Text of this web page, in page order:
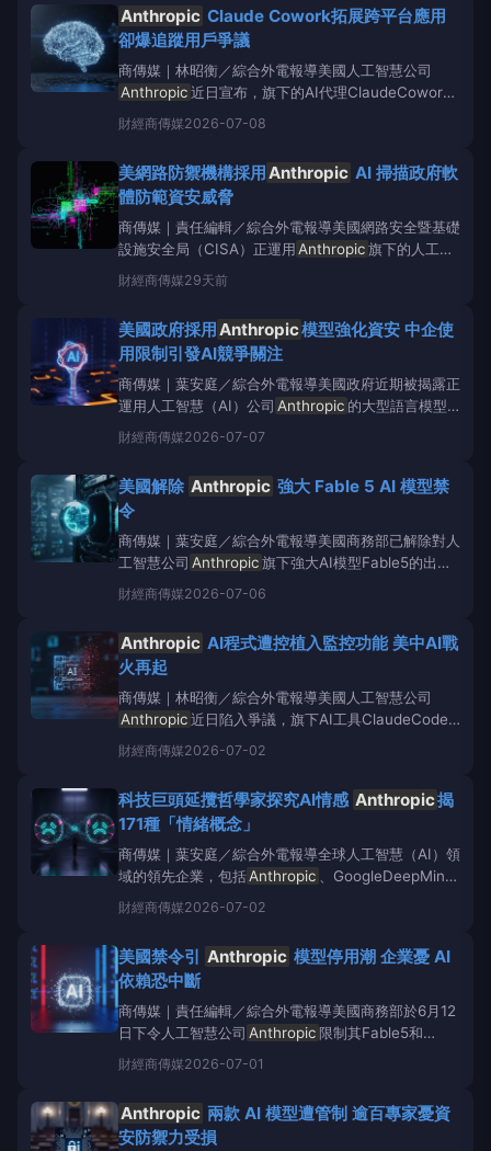
Anthropic Claude Cowork拓展跨平台應用
卻爆追蹤用戶爭議
商傳媒｜林昭衡／綜合外電報導美國人工智慧公司
Anthropic近日宣布，旗下的AI代理ClaudeCowork
已正式推出網頁版與行動應用程式，使其跨平台能力大
幅提升。然而，就在服務拓展之際，
財經商傳媒2026-07-08
美網路防禦機構採用Anthropic AI 掃描政府軟
體防範資安威脅
商傳媒｜責任編輯／綜合外電報導美國網路安全暨基礎
設施安全局（CISA）正運用 Anthropic旗下的人工智
慧（AI）模型Mythos，掃描政府軟體程式碼庫，以偵
測外國間諜或網路犯罪份子可能利用的漏洞。這項行動
財經商傳媒29天前
美國政府採用Anthropic模型強化資安 中企使
用限制引發AI競爭關注
商傳媒｜葉安庭／綜合外電報導美國政府近期被揭露正
運用人工智慧（AI）公司 Anthropic 的大型語言模型
Mythos，協助審查政府程式碼庫並找出潛在資安漏
洞，顯示AI正逐步成為政府資安防禦的重要工具。根據
礎設施安全局（CISA）的
財經商傳媒2026-07-07
美國解除 Anthropic 強大 Fable 5 AI 模型禁
令
商傳媒｜葉安庭／綜合外電報導美國商務部已解除對人
工智慧公司 Anthropic旗下強大AI模型Fable5的出口
管制限制。此舉意味著該模型自昨日（7月5日）起恢
復對客戶開放，結束了數週前因潛在網路安全風險而被
（HowardL
財經商傳媒2026-07-06
Anthropic AI程式遭控植入監控功能 美中AI戰
火再起
商傳媒｜林昭衡／綜合外電報導美國人工智慧公司
Anthropic近日陷入爭議，旗下AI工具ClaudeCode
被指控內建監控機制，疑似針對中國用戶與當地AI實驗
室。此事件不僅觸發用戶對於隱私的擔憂，更將
財經商傳媒2026-07-02
科技巨頭延攬哲學家探究AI情感 Anthropic揭
171種「情緒概念」
商傳媒｜葉安庭／綜合外電報導全球人工智慧（AI）領
域的領先企業，包括Anthropic
、GoogleDeepMind
以及Facebook公司，正積極延攬來自哲學、心理學、
神經科學和倫理學領域的專家，深入探討AI系統是否具
別成
財經商傳媒2026-07-02
美國禁令引 Anthropic 模型停用潮 企業憂 AI
依賴恐中斷
商傳媒｜責任編輯／綜合外電報導美國商務部於6月12
日下令人工智慧公司 Anthropic限制其Fable5和
Mythos5模型對外國公民的存取，導致
所有客戶暫停了這兩款模型的服務。這起事件引發企業
財經商傳媒2026-07-01
Anthropic 兩款 AI 模型遭管制 逾百專家憂資
安防禦力受損